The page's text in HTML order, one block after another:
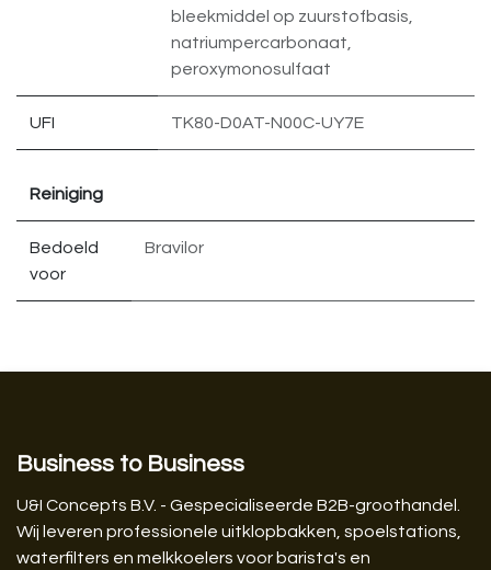
bleekmiddel op zuurstofbasis
natriumpercarbonaat
peroxymonosulfaat
UFI TK80-D0AT-N00C-UY7E
Reiniging
Bedoeld
voor
Bravilor
Business to Business
U&I Concepts B.V. - Gespecialiseerde B2B-groothandel.
Wij leveren professionele uitklopbakken, spoelstations,
waterfilters en melkkoelers voor barista's en